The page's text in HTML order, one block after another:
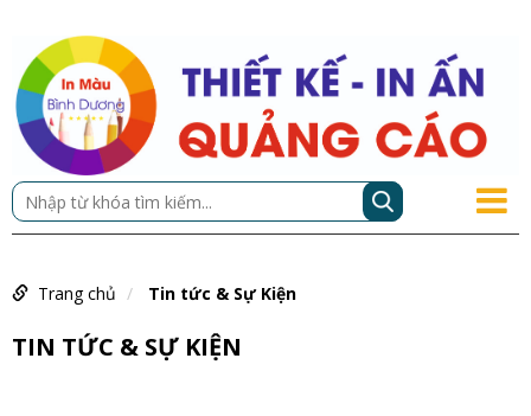
Trang chủ Tin tức & Sự Kiện
TIN TỨC & SỰ KIỆN